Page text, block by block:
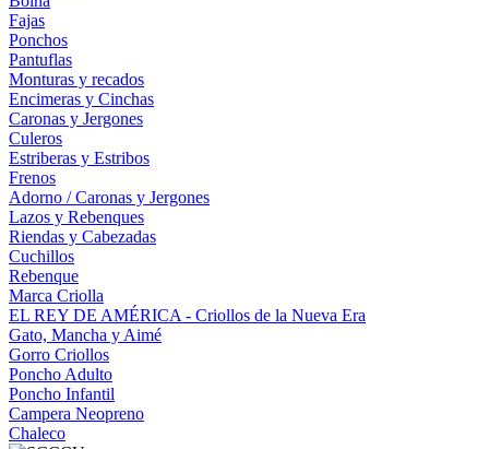
Fajas
Ponchos
Pantuflas
Monturas y recados
Encimeras y Cinchas
Caronas y Jergones
Culeros
Estriberas y Estribos
Frenos
Adorno / Caronas y Jergones
Lazos y Rebenques
Riendas y Cabezadas
Cuchillos
Rebenque
Marca Criolla
EL REY DE AMÉRICA - Criollos de la Nueva Era
Gato, Mancha y Aimé
Gorro Criollos
Poncho Adulto
Poncho Infantil
Campera Neopreno
Chaleco